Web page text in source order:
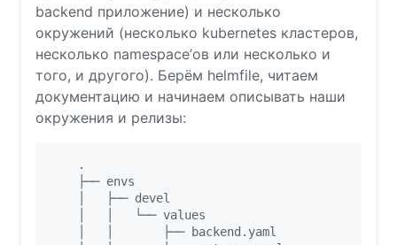
backend приложение) и несколько
окружений (несколько kubernetes кластеров,
несколько namespace’ов или несколько и
того, и другого). Берём helmfile, читаем
документацию и начинаем описывать наши
окружения и релизы:
    .
    ├── envs
    │   ├── devel
    │   │   └── values
    │   │       ├── backend.yaml